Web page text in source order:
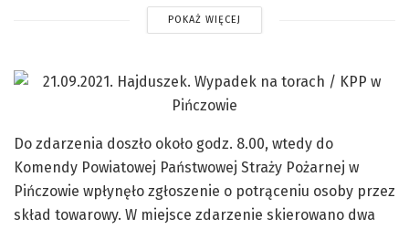
POKAŻ WIĘCEJ
Do zdarzenia doszło około godz. 8.00, wtedy do
Komendy Powiatowej Państwowej Straży Pożarnej w
Pińczowie wpłynęło zgłoszenie o potrąceniu osoby przez
skład towarowy. W miejsce zdarzenie skierowano dwa